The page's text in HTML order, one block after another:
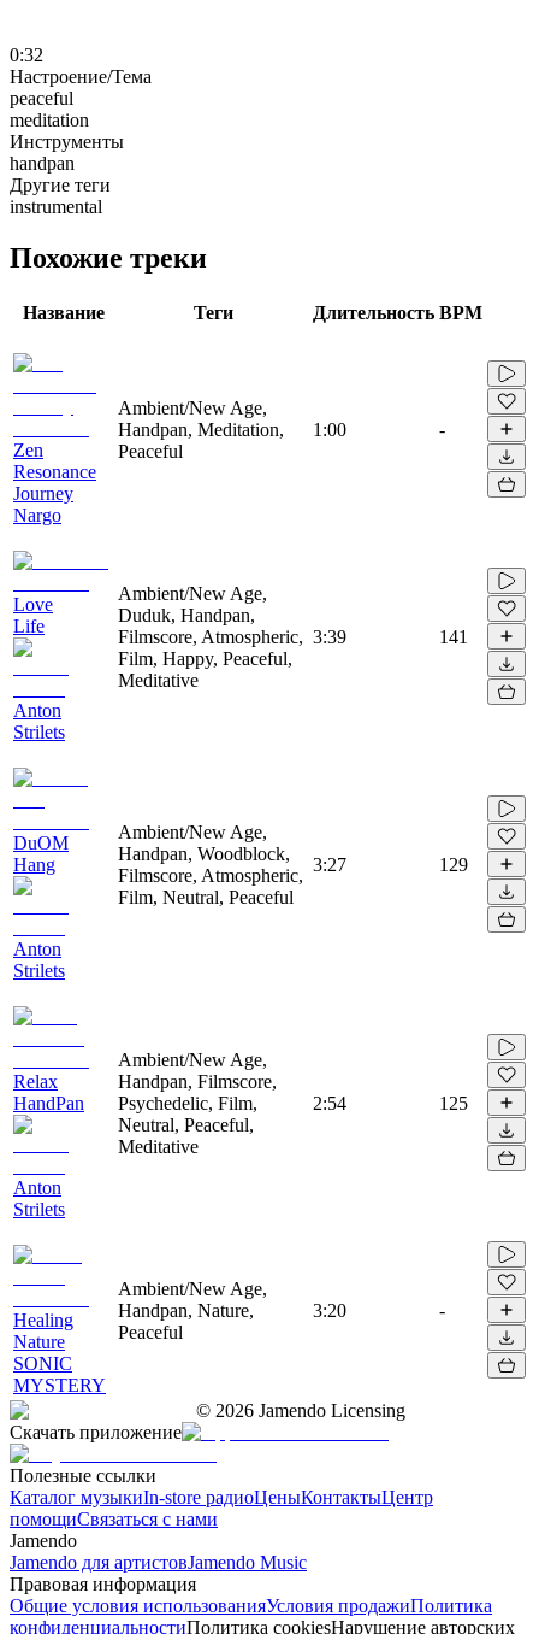
0:32
Настроение/Тема
peaceful
meditation
Инструменты
handpan
Другие теги
instrumental
Похожие треки
Название Теги Длительность BPM
Zen
Resonance
Journey
Nargo
Ambient/New Age,
Handpan, Meditation,
Peaceful
1:00 -
Love
Life
Anton
Strilets
Ambient/New Age,
Duduk, Handpan,
Filmscore, Atmospheric,
Film, Happy, Peaceful,
Meditative
3:39 141
DuOM
Hang
Anton
Strilets
Ambient/New Age,
Handpan, Woodblock,
Filmscore, Atmospheric,
Film, Neutral, Peaceful
3:27 129
Relax
HandPan
Anton
Strilets
Ambient/New Age,
Handpan, Filmscore,
Psychedelic, Film,
Neutral, Peaceful,
Meditative
2:54 125
Healing
Nature
SONIC
MYSTERY
Ambient/New Age,
Handpan, Nature,
Peaceful
3:20 -
© 2026 Jamendo Licensing
Скачать приложение
Полезные ссылки
Каталог музыкиIn-store радиоЦеныКонтактыЦентр
помощиСвязаться с нами
Jamendo
Jamendo для артистовJamendo Music
Правовая информация
Общие условия использованияУсловия продажиПолитика
конфиденциальностиПолитика cookiesНарушение авторских